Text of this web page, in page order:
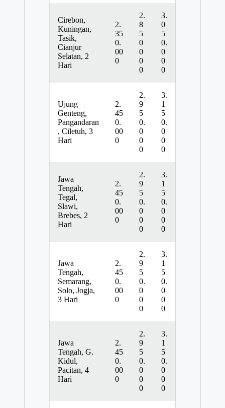
Cirebon,
Kuningan,
Tasik,
Cianjur
Selatan, 2
Hari
2.
35
0.
00
0
2.
8
5
0
0
0
0
3.
0
5
0.
0
0
0
Ujung
Genteng,
Pangandaran
, Ciletuh, 3
Hari
2.
45
0.
00
0
2.
9
5
0.
0
0
0
3.
1
5
0.
0
0
0
Jawa
Tengah,
Tegal,
Slawi,
Brebes, 2
Hari
2.
45
0.
00
0
2.
9
5
0.
0
0
0
3.
1
5
0.
0
0
0
Jawa
Tengah,
Semarang,
Solo, Jogja,
3 Hari
2.
45
0.
00
0
2.
9
5
0.
0
0
0
3.
1
5
0.
0
0
0
Jawa
Tengah, G.
Kidul,
Pacitan, 4
Hari
2.
45
0.
00
0
2.
9
5
0.
0
0
0
3.
1
5
0.
0
0
0